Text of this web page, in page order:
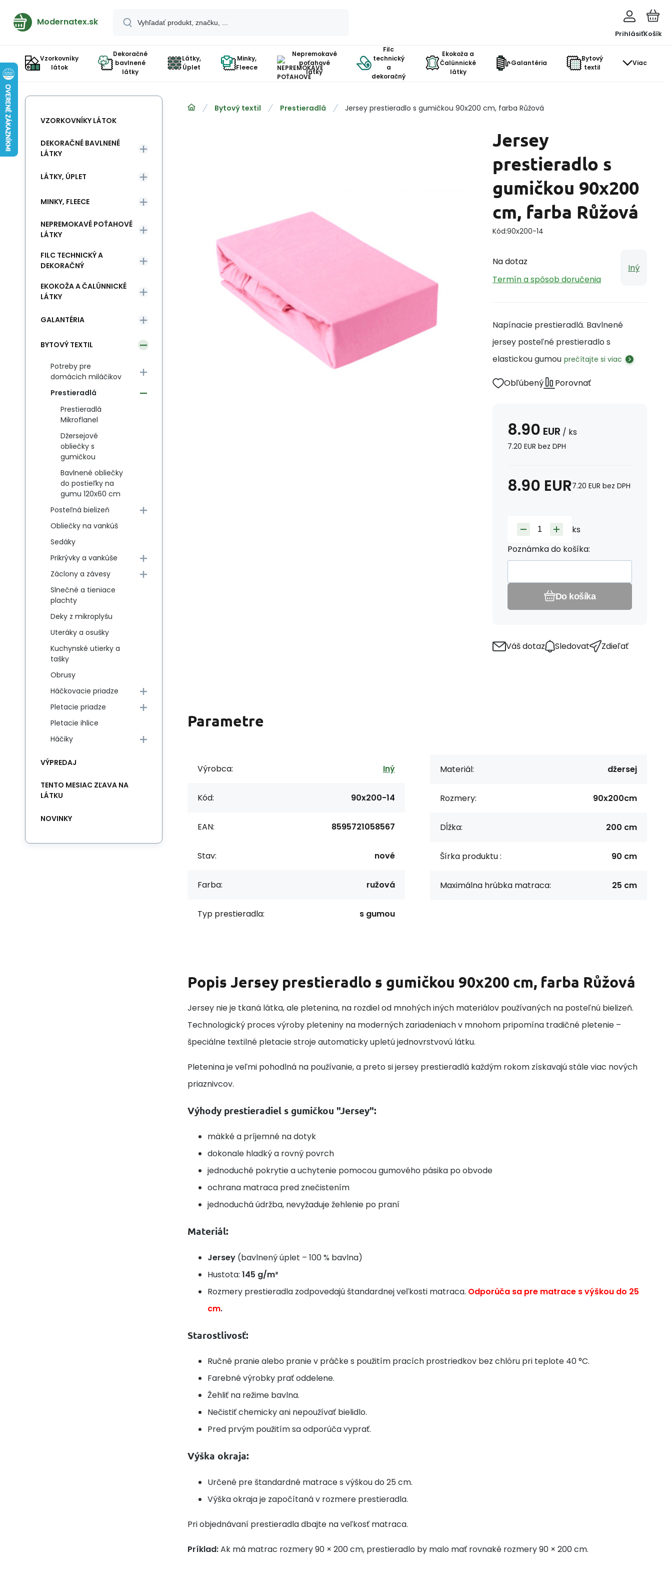
Modernatex.sk
PrihlásiťKošík
Vzorkovníky
látok
Dekoračné
bavlnené
látky
Látky,
Úplet
Minky,
Fleece
Nepremokavé
poťahové
látky
Filc
technický
a
dekoračný
Ekokoža a
Čalúnnické
látky
Galantéria
Bytový
textil
Viac
Bytový textil Prestieradlá Jersey prestieradlo s gumičkou 90x200 cm, farba Růžová
Jersey
prestieradlo s
gumičkou 90x200
cm, farba Růžová
Kód:90x200-14
Na dotaz
Termín a spôsob doručenia
Iný
Napínacie prestieradlá. Bavlnené
jersey posteľné prestieradlo s
elastickou gumou prečítajte si viac
Obľúbený Porovnať
8.90 EUR / ks
7.20 EUR bez DPH
8.90 EUR7.20 EUR bez DPH
ks
Poznámka do košíka:
Do košíka
Váš dotaz Sledovat Zdieľať
Parametre
Výrobca: Iný
Kód: 90x200-14
EAN: 8595721058567
Stav: nové
Farba: ružová
Typ prestieradla: s gumou
Materiál: džersej
Rozmery: 90x200cm
Dĺžka: 200 cm
Šírka produktu : 90 cm
Maximálna hrúbka matraca: 25 cm
Popis Jersey prestieradlo s gumičkou 90x200 cm, farba Růžová
Jersey nie je tkaná látka, ale pletenina, na rozdiel od mnohých iných materiálov používaných na posteľnú bielizeň.
Technologický proces výroby pleteniny na moderných zariadeniach v mnohom pripomína tradičné pletenie –
špeciálne textilné pletacie stroje automaticky upletú jednovrstvovú látku.
Pletenina je veľmi pohodlná na používanie, a preto si jersey prestieradlá každým rokom získavajú stále viac nových
priaznivcov.
Výhody prestieradiel s gumičkou "Jersey":
mäkké a príjemné na dotyk
dokonale hladký a rovný povrch
jednoduché pokrytie a uchytenie pomocou gumového pásika po obvode
ochrana matraca pred znečistením
jednoduchá údržba, nevyžaduje žehlenie po praní
Materiál:
Jersey (bavlnený úplet – 100 % bavlna)
Hustota: 145 g/m²
Rozmery prestieradla zodpovedajú štandardnej veľkosti matraca. Odporúča sa pre matrace s výškou do 25
cm.
Starostlivosť:
Ručné pranie alebo pranie v práčke s použitím pracích prostriedkov bez chlóru pri teplote 40 °C.
Farebné výrobky prať oddelene.
Žehliť na režime bavlna.
Nečistiť chemicky ani nepoužívať bielidlo.
Pred prvým použitím sa odporúča vyprať.
Výška okraja:
Určené pre štandardné matrace s výškou do 25 cm.
Výška okraja je započítaná v rozmere prestieradla.
Pri objednávaní prestieradla dbajte na veľkosť matraca.
Príklad:Ak má matrac rozmery 90 × 200 cm, prestieradlo by malo mať rovnaké rozmery 90 × 200 cm.
VZORKOVNÍKY LÁTOK
DEKORAČNÉ BAVLNENÉ
LÁTKY
LÁTKY, ÚPLET
MINKY, FLEECE
NEPREMOKAVÉ POŤAHOVÉ
LÁTKY
FILC TECHNICKÝ A
DEKORAČNÝ
EKOKOŽA A ČALÚNNICKÉ
LÁTKY
GALANTÉRIA
BYTOVÝ TEXTIL
Potreby pre
domácich miláčikov
Prestieradlá
Prestieradlá
Mikroflanel
Džersejové
obliečky s
gumičkou
Bavlnené obliečky
do postieľky na
gumu 120x60 cm
Posteľná bielizeň
Obliečky na vankúš
Sedáky
Prikrývky a vankúše
Záclony a závesy
Slnečné a tieniace
plachty
Deky z mikroplyšu
Uteráky a osušky
Kuchynské utierky a
tašky
Obrusy
Háčkovacie priadze
Pletacie priadze
Pletacie ihlice
Háčiky
VÝPREDAJ
TENTO MESIAC ZĽAVA NA
LÁTKU
NOVINKY